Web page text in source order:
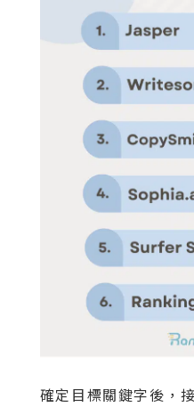
確定目標關鍵字後，